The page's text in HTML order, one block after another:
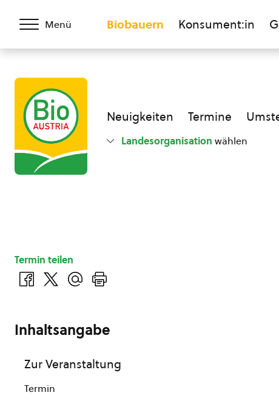
Menü Biobauern Konsument:in
Neuigkeiten Termine
Landesorganisation wählen
Termin teilen
Inhaltsangabe
Zur Veranstaltung
Termin